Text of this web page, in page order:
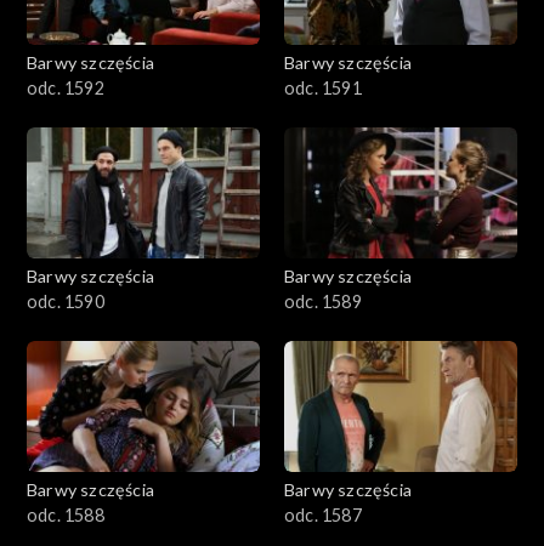
1701–1800
1601–1700
1501–1600
1401–1500
1301–1400
1101–1200
1001–1100
901–1000
Barwy szczęścia
odc. 1592
Barwy szczęścia
odc. 1591
Barwy szczęścia
odc. 1590
Barwy szczęścia
odc. 1589
Barwy szczęścia
odc. 1588
Barwy szczęścia
odc. 1587